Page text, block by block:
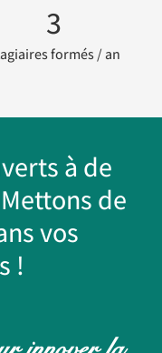
formés / an
3
à de
de
vos
!